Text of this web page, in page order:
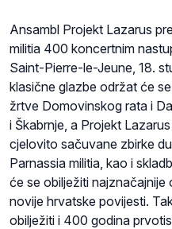
Ansambl Projekt Lazarus
militia 400 koncertnim
Saint-Pierre-le-Jeune, 18.
klasične glazbe održat će
žrtve Domovinskog rata i
i Škabrnje, a Projekt
cjelovito sačuvane zbirke
Parnassia militia, kao i
će se obilježiti
novije hrvatske povijesti.
obilježiti i 400 godina